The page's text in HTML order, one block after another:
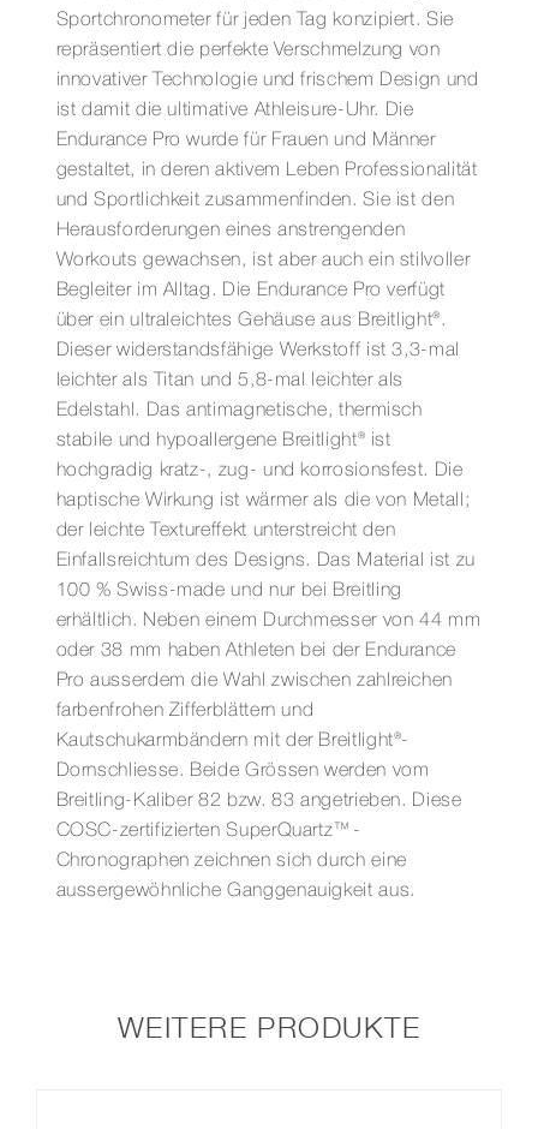
Sportchronometer für jeden Tag konzipiert. Sie
repräsentiert die perfekte Verschmelzung von
innovativer Technologie und frischem Design und
ist damit die ultimative Athleisure-Uhr. Die
Endurance Pro wurde für Frauen und Männer
gestaltet, in deren aktivem Leben Professionalität
und Sportlichkeit zusammenfinden. Sie ist den
Herausforderungen eines anstrengenden
Workouts gewachsen, ist aber auch ein stilvoller
Begleiter im Alltag. Die Endurance Pro verfügt
über ein ultraleichtes Gehäuse aus Breitlight®.
Dieser widerstandsfähige Werkstoff ist 3,3-mal
leichter als Titan und 5,8-mal leichter als
Edelstahl. Das antimagnetische, thermisch
stabile und hypoallergene Breitlight® ist
hochgradig kratz-, zug- und korrosionsfest. Die
haptische Wirkung ist wärmer als die von Metall;
der leichte Textureffekt unterstreicht den
Einfallsreichtum des Designs. Das Material ist zu
100 % Swiss-made und nur bei Breitling
erhältlich. Neben einem Durchmesser von 44 mm
oder 38 mm haben Athleten bei der Endurance
Pro ausserdem die Wahl zwischen zahlreichen
farbenfrohen Zifferblättern und
Kautschukarmbändern mit der Breitlight®-
Dornschliesse. Beide Grössen werden vom
Breitling-Kaliber 82 bzw. 83 angetrieben. Diese
COSC-zertifizierten SuperQuartz™-
Chronographen zeichnen sich durch eine
aussergewöhnliche Ganggenauigkeit aus.
WEITERE PRODUKTE